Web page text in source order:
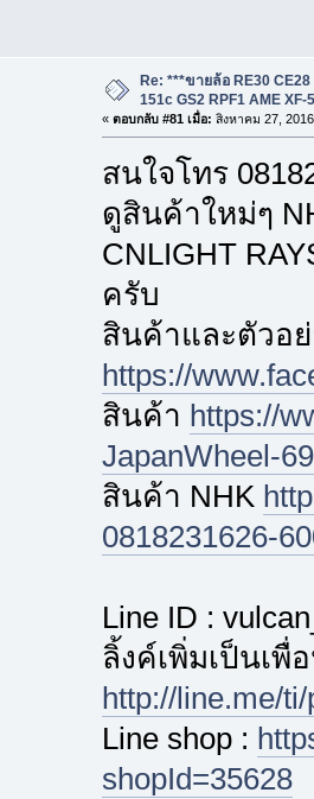
Re: ***ขายล้อ RE30 CE28
151c GS2 RPF1 AME XF-
« ตอบกลับ #81 เมื่อ: สิงหาคม 27,
สนใจโทร
ดูสินค้าใหม่ๆ
CNLIGHT
ครับ
สินค้าและตัวอ
https://
สินค้า https://
JapanWheel-
สินค้า NHK
0818231626-
Line ID :
ลิ้งค์เพิ่มเป็นเพื่
http://line.me/
Line shop :
shopId=35628